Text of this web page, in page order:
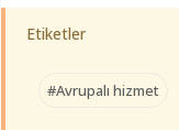
Etiketler
#Avrupalı hizmet